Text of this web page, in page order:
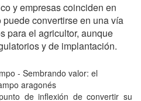
y empresas coinciden en
convertirse en una vía
para el agricultor, aunque
y de implantación.
- Sembrando valor: el
aragonés
de inflexión de convertir su